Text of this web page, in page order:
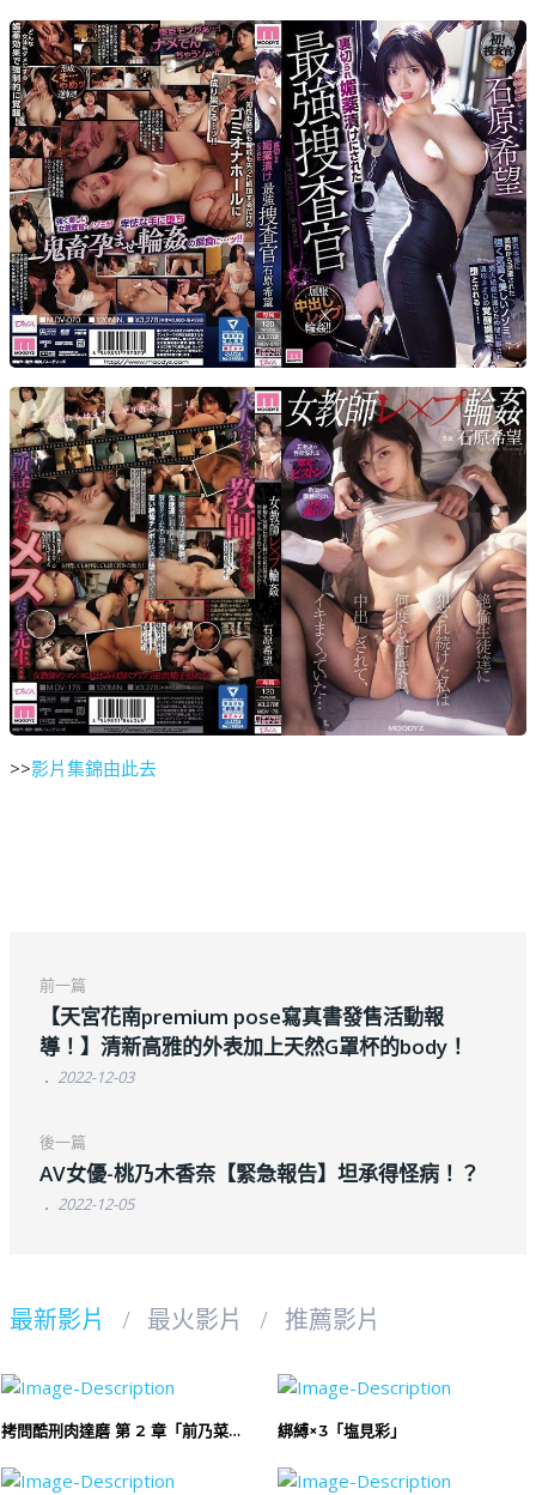
>>影片集錦由此去
前一篇
【天宮花南premium pose寫真書發售活動報
導！】清新高雅的外表加上天然G罩杯的body！
2022-12-03
後一篇
AV女優-桃乃木香奈【緊急報告】坦承得怪病！？
2022-12-05
最新影片 最火影片 推薦影片
拷問酷刑肉達磨 第 2 章「前乃菜
綁縛×3「塩見彩」